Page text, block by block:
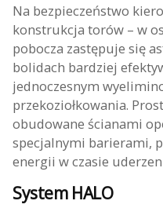
Na bezpieczeństwo
konstrukcja torów – w
pobocza zastępuje się
bolidach bardziej
jednoczesnym
przekoziołkowania.
obudowane ścianami
specjalnymi barierami,
energii w czasie
System HALO